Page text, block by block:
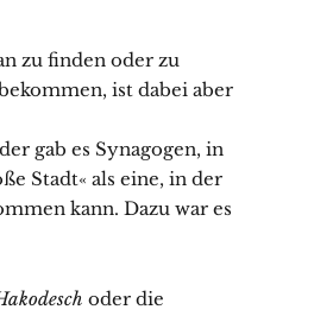
zu finden oder zu
ist dabei aber
gab es Synagogen, in
Stadt« als eine, in der
kann. Dazu war es
oder die